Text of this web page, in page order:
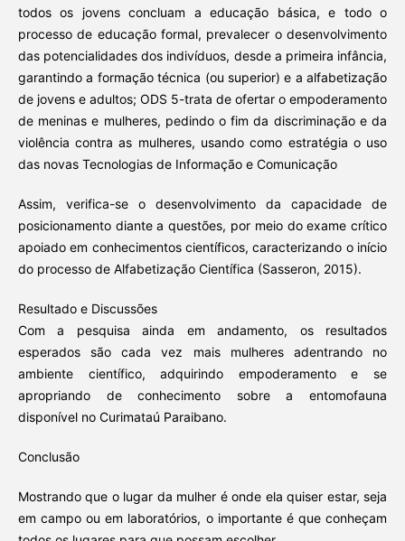
todos os jovens concluam a educação básica, e todo o
processo de educação formal, prevalecer o desenvolvimento
das potencialidades dos indivíduos, desde a primeira infância,
garantindo a formação técnica (ou superior) e a alfabetização
de jovens e adultos; ODS 5-trata de ofertar o empoderamento
de meninas e mulheres, pedindo o fim da discriminação e da
violência contra as mulheres, usando como estratégia o uso
das novas Tecnologias de Informação e Comunicação
Assim, verifica-se o desenvolvimento da capacidade de
posicionamento diante a questões, por meio do exame crítico
apoiado em conhecimentos científicos, caracterizando o início
do processo de Alfabetização Científica (Sasseron, 2015).
Resultado e Discussões
Com a pesquisa ainda em andamento, os resultados
esperados são cada vez mais mulheres adentrando no
ambiente científico, adquirindo empoderamento e se
apropriando de conhecimento sobre a entomofauna
disponível no Curimataú Paraibano.
Conclusão
Mostrando que o lugar da mulher é onde ela quiser estar, seja
em campo ou em laboratórios, o importante é que conheçam